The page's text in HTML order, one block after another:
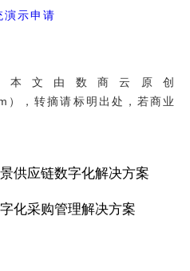
文由数商云原创
，转摘请标明出处，若商业
供应链数字化解决方案
化采购管理解决方案